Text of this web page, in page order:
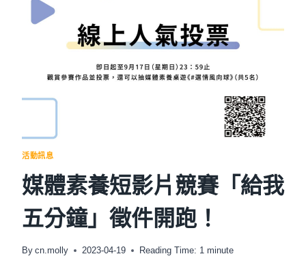
素
養
融
式
望
壇
活動訊息
媒體素養短影片競賽「給我
五分鐘」徵件開跑！
By cn.molly 2023-04-19 Reading Time: 1minute